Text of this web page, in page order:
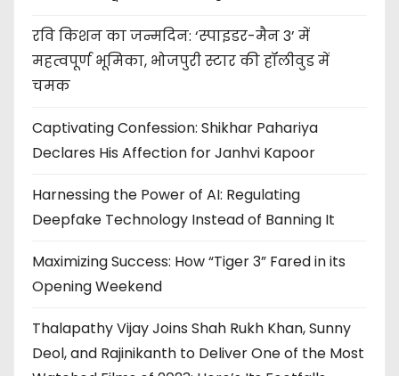
रवि किशन का जन्मदिन: ‘स्पाइडर-मैन 3’ में
महत्वपूर्ण भूमिका, भोजपुरी स्टार की हॉलीवुड में
चमक
Captivating Confession: Shikhar Pahariya
Declares His Affection for Janhvi Kapoor
Harnessing the Power of AI: Regulating
Deepfake Technology Instead of Banning It
Maximizing Success: How “Tiger 3” Fared in its
Opening Weekend
Thalapathy Vijay Joins Shah Rukh Khan, Sunny
Deol, and Rajinikanth to Deliver One of the Most